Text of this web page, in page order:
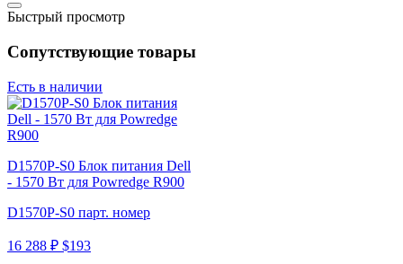
Быстрый просмотр
Сопутствующие товары
Есть в наличии
D1570P-S0 Блок питания Dell
- 1570 Вт для Powredge R900
D1570P-S0 парт. номер
16 288 ₽ $193